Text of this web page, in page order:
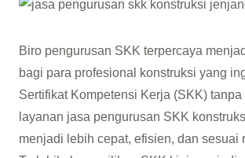
Biro pengurusan SKK terpercaya
bagi para profesional konstruksi yang
Sertifikat Kompetensi Kerja (SKK)
layanan jasa pengurusan SKK
menjadi lebih cepat, efisien, dan sesuai